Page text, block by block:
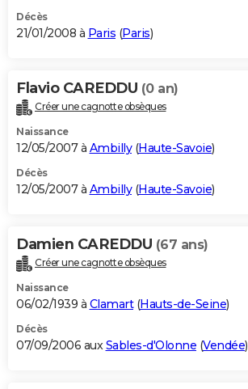
Décès
21/01/2008 à Paris (Paris)
Flavio CAREDDU (0 an)
Créer une cagnotte obsèques
Naissance
12/05/2007 à Ambilly(Haute-Savoie)
Décès
12/05/2007 à Ambilly(Haute-Savoie)
Damien CAREDDU (67 ans)
Créer une cagnotte obsèques
Naissance
06/02/1939 à Clamart(Hauts-de-Seine)
Décès
07/09/2006 auxSables-d'Olonne (Vendée)